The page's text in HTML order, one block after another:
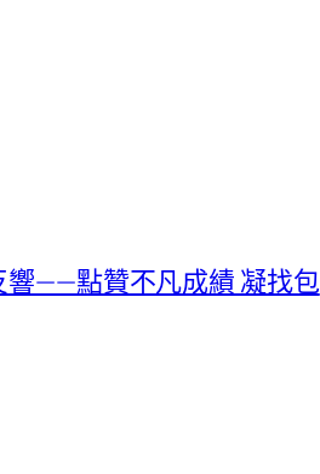
響——點贊不凡成績 凝找包